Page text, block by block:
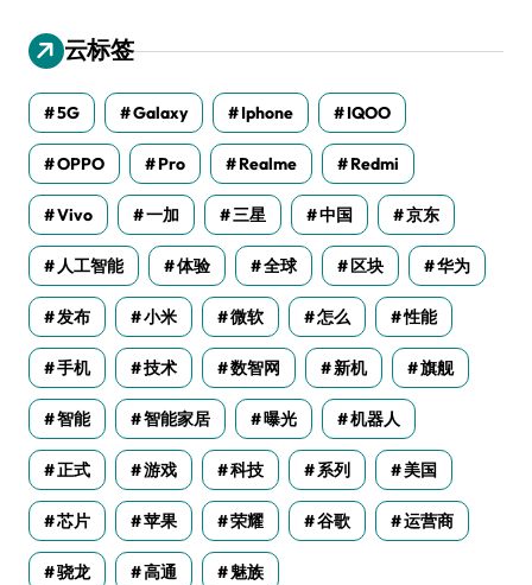
云标签
5G Galaxy Iphone IQOO
OPPO Pro Realme Redmi
Vivo 一加 三星 中国 京东
人工智能 体验 全球 区块 华为
发布 小米 微软 怎么 性能
手机 技术 数智网 新机 旗舰
智能 智能家居 曝光 机器人
正式 游戏 科技 系列 美国
芯片 苹果 荣耀 谷歌 运营商
骁龙 高通 魅族